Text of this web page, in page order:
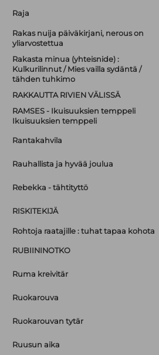
Raja
Rakas nuija päiväkirjani, nerous on
yliarvostettua
Rakasta minua (yhteisnide) :
Kulkurilinnut / Mies vailla sydäntä /
tähden tuhkimo
RAKKAUTTA RIVIEN VÄLISSÄ
RAMSES - Ikuisuuksien temppeli
Ikuisuuksien temppeli
Rantakahvila
Rauhallista ja hyvää joulua
Rebekka - tähtityttö
RISKITEKIJÄ
Rohtoja raatajille : tuhat tapaa kohota
RUBIININOTKO
Ruma kreivitär
Ruokarouva
Ruokarouvan tytär
Ruusun aika